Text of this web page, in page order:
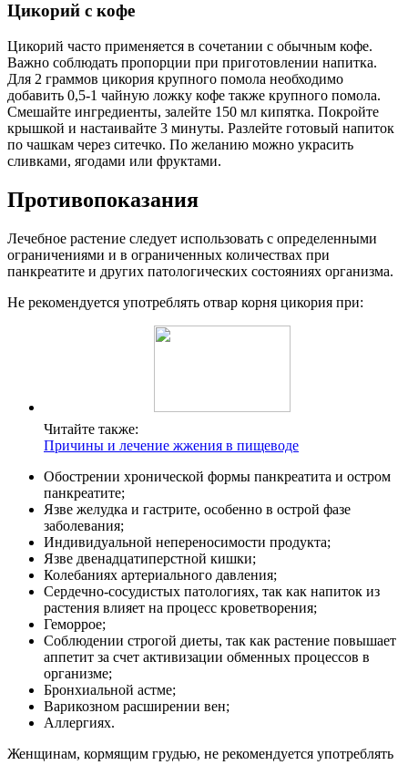
Цикорий с кофе
Цикорий часто применяется в сочетании с обычным кофе.
Важно соблюдать пропорции при приготовлении напитка.
Для 2 граммов цикория крупного помола необходимо
добавить 0,5-1 чайную ложку кофе также крупного помола.
Смешайте ингредиенты, залейте 150 мл кипятка. Покройте
крышкой и настаивайте 3 минуты. Разлейте готовый напиток
по чашкам через ситечко. По желанию можно украсить
сливками, ягодами или фруктами.
Противопоказания
Лечебное растение следует использовать с определенными
ограничениями и в ограниченных количествах при
панкреатите и других патологических состояниях организма.
Не рекомендуется употреблять отвар корня цикория при:
Читайте также:
Причины и лечение жжения в пищеводе
Обострении хронической формы панкреатита и остром
панкреатите;
Язве желудка и гастрите, особенно в острой фазе
заболевания;
Индивидуальной непереносимости продукта;
Язве двенадцатиперстной кишки;
Колебаниях артериального давления;
Сердечно-сосудистых патологиях, так как напиток из
растения влияет на процесс кроветворения;
Геморрое;
Соблюдении строгой диеты, так как растение повышает
аппетит за счет активизации обменных процессов в
организме;
Бронхиальной астме;
Варикозном расширении вен;
Аллергиях.
Женщинам, кормящим грудью, не рекомендуется употреблять